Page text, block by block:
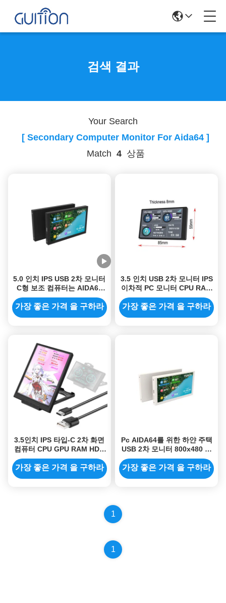
검색 결과
Your Search
[ Secondary Computer Monitor For Aida64 ]
Match 4상품
5.0 인치 IPS USB 2차 모니터
C형 보조 컴퓨터는 AIDA64
800x480에 대하여 모니터합
니다
가장 좋은 가격 을 구하라
3.5 인치 USB 2차 모니터 IPS
이차적 PC 모니터 CPU RAM
HDD 320x480
가장 좋은 가격 을 구하라
3.5인치 IPS 타입-C 2차 화면
컴퓨터 CPU GPU RAM HDD
모니터 USB 디스플레이
AIDA64 미니 모니터
가장 좋은 가격 을 구하라
Pc AIDA64를 위한 하얀 주택
USB 2차 모니터 800x480 작
은 2차 모니터
가장 좋은 가격 을 구하라
1
1